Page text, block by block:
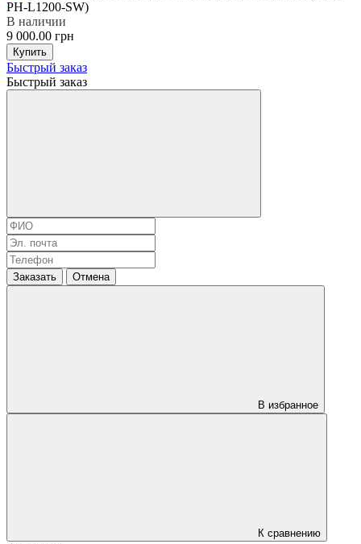
В наличии
9 000.00 грн
Купить
Быстрый заказ
Быстрый заказ
Заказать Отмена
В избранное
К сравнению